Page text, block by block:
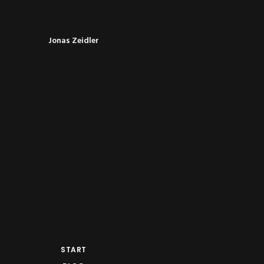
Jonas Zeidler
START